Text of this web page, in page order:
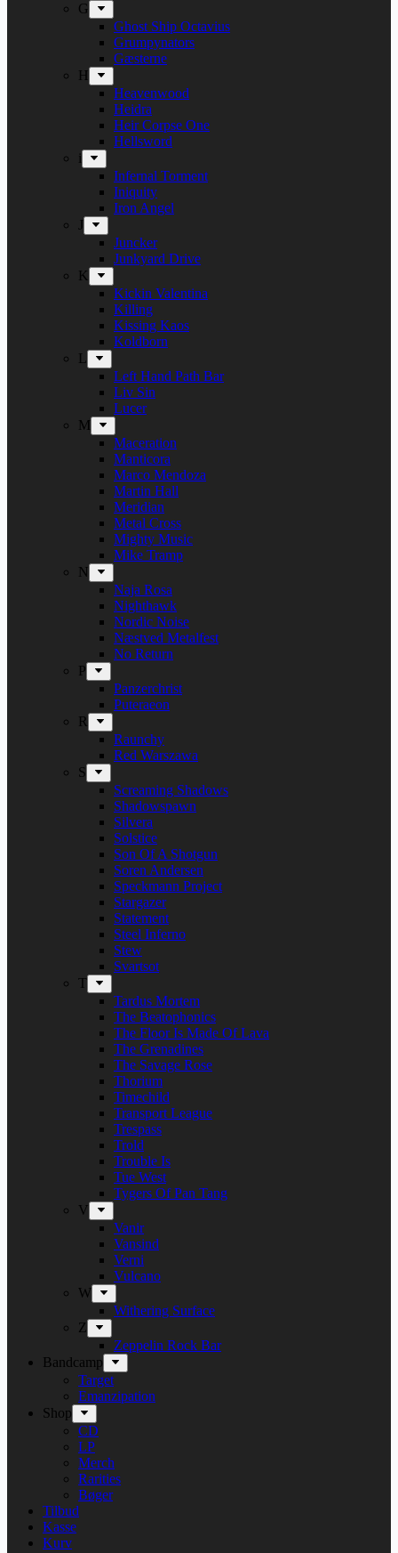
G
Ghost Ship Octavius
Grumpynators
Gæsterne
H
Heavenwood
Heidra
Heir Corpse One
Hellsword
i
Infernal Torment
Iniquity
Iron Angel
J
Juncker
Junkyard Drive
K
Kickin Valentina
Killing
Kissing Kaos
Koldborn
L
Left Hand Path Bar
Liv Sin
Lucer
M
Maceration
Manticora
Marco Mendoza
Martin Hall
Meridian
Metal Cross
Mighty Music
Mike Tramp
N
Naja Rosa
Nighthawk
Nordic Noise
Næstved Metalfest
No Return
P
Panzerchrist
Puteraeon
R
Raunchy
Red Warszawa
S
Screaming Shadows
Shadowspawn
Silvera
Solstice
Son Of A Shotgun
Soren Andersen
Speckmann Project
Stargazer
Statement
Steel Inferno
Stew
Svartsot
T
Tardus Mortem
The Beatophonics
The Floor Is Made Of Lava
The Grenadines
The Savage Rose
Thorium
Timechild
Transport League
Trespass
Trold
Trouble Is
Tue West
Tygers Of Pan Tang
V
Vanir
Vansind
Verni
Vulcano
W
Withering Surface
Z
Zeppelin Rock Bar
Bandcamp
Target
Emanzipation
Shop
CD
LP
Merch
Rarities
Bøger
Tilbud
Kasse
Kurv